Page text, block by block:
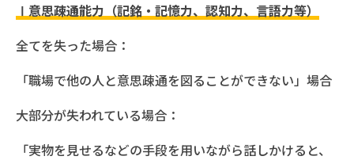
Ⅰ意思疎通能力（記銘・記憶力、認知力、言語力等）
全てを失った場合：
「職場で他の人と意思疎通を図ることができない」場合
大部分が失われている場合：
「実物を見せるなどの手段を用いながら話しかけると、